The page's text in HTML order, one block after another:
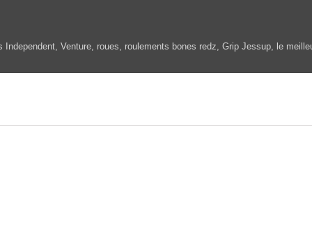
Venture, roues, roulements bones redz, Grip Jessup, le